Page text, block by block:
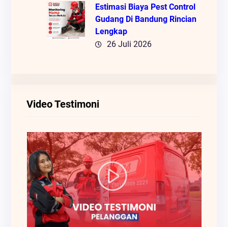
Estimasi Biaya Pest Control
Gudang Di Bandung Rincian
Lengkap
26 Juli 2026
Video Testimoni